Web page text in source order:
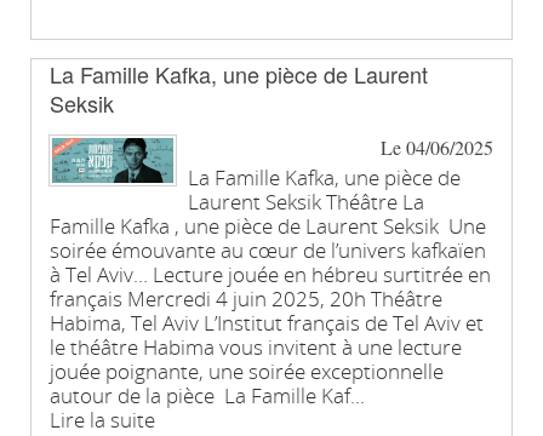
La Famille Kafka, une pièce de Laurent
Seksik
Le 04/06/2025
La Famille Kafka, une pièce de
Laurent Seksik Théâtre La
Famille Kafka , une pièce de Laurent Seksik Une
soirée émouvante au cœur de l’univers kafkaïen
à Tel Aviv… Lecture jouée en hébreu surtitrée en
français Mercredi 4 juin 2025, 20h Théâtre
Habima, Tel Aviv L’Institut français de Tel Aviv et
le théâtre Habima vous invitent à une lecture
jouée poignante, une soirée exceptionnelle
autour de la pièce La Famille Kaf...
Lire la suite